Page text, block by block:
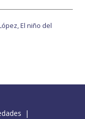
El niño del